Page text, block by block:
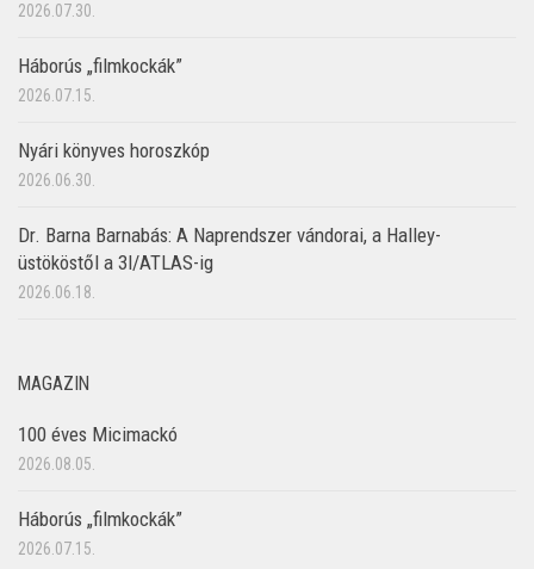
2026.07.30.
Háborús „filmkockák”
2026.07.15.
Nyári könyves horoszkóp
2026.06.30.
Dr. Barna Barnabás: A Naprendszer vándorai, a Halley-
üstököstől a 3I/ATLAS-ig
2026.06.18.
MAGAZIN
100 éves Micimackó
2026.08.05.
Háborús „filmkockák”
2026.07.15.